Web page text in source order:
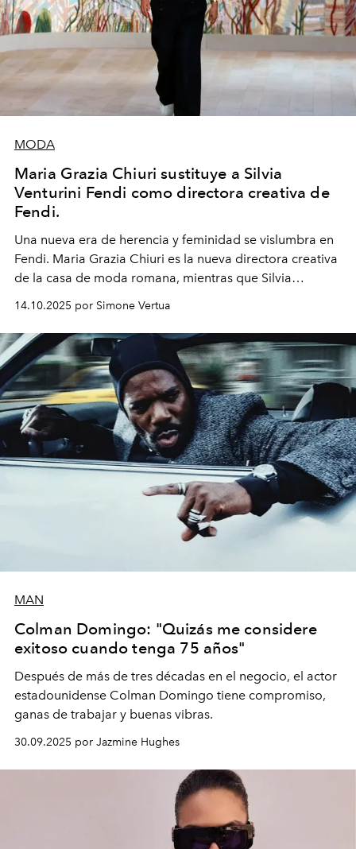
MODA
Maria Grazia Chiuri sustituye a Silvia
Venturini Fendi como directora creativa de
Fendi.
Una nueva era de herencia y feminidad se vislumbra en
Fendi. Maria Grazia Chiuri es la nueva directora creativa
de la casa de moda romana, mientras que Silvia
14.10.2025 por Simone Vertua
MAN
Colman Domingo: "Quizás me considere
exitoso cuando tenga 75 años"
Después de más de tres décadas en el negocio, el actor
estadounidense Colman Domingo tiene compromiso,
ganas de trabajar y buenas vibras.
30.09.2025 por Jazmine Hughes